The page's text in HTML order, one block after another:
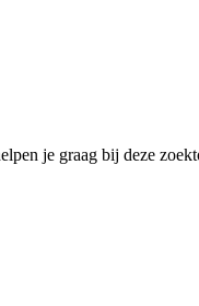
je graag bij deze